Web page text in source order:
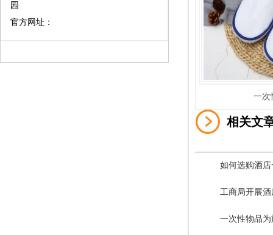
园
官方网址：
一次
相关文
如何选购酒
工商局开展
一次性物品